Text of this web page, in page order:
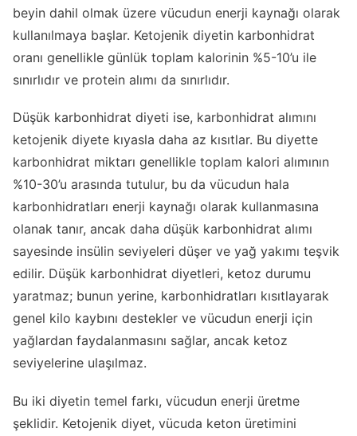
beyin dahil olmak üzere vücudun enerji kaynağı olarak
kullanılmaya başlar. Ketojenik diyetin karbonhidrat
oranı genellikle günlük toplam kalorinin %5-10’u ile
sınırlıdır ve protein alımı da sınırlıdır.
Düşük karbonhidrat diyeti ise, karbonhidrat alımını
ketojenik diyete kıyasla daha az kısıtlar. Bu diyette
karbonhidrat miktarı genellikle toplam kalori alımının
%10-30’u arasında tutulur, bu da vücudun hala
karbonhidratları enerji kaynağı olarak kullanmasına
olanak tanır, ancak daha düşük karbonhidrat alımı
sayesinde insülin seviyeleri düşer ve yağ yakımı teşvik
edilir. Düşük karbonhidrat diyetleri, ketoz durumu
yaratmaz; bunun yerine, karbonhidratları kısıtlayarak
genel kilo kaybını destekler ve vücudun enerji için
yağlardan faydalanmasını sağlar, ancak ketoz
seviyelerine ulaşılmaz.
Bu iki diyetin temel farkı, vücudun enerji üretme
şeklidir. Ketojenik diyet, vücuda keton üretimini